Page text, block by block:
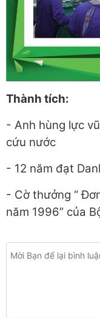
Thành tích:
- Anh hùng lực
cứu nước
- 12 năm đạt
- Cờ thưởng “
năm 1996” của